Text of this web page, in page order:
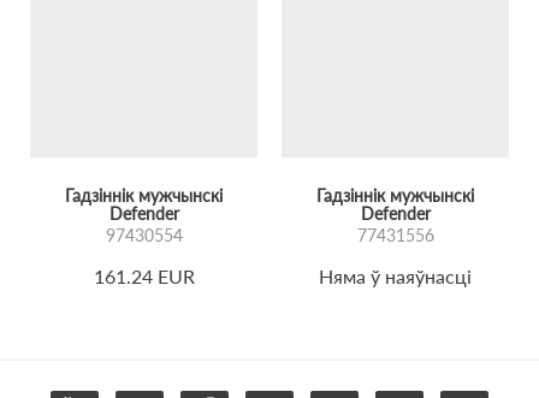
Гадзіннік мужчынскі
Defender
97430554
161.24 EUR
Гадзіннік мужчынскі
Defender
77431556
Няма ў наяўнасці